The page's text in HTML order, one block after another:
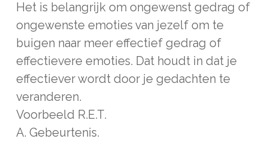
Het is belangrijk om ongewenst gedrag of
ongewenste emoties van jezelf om te
buigen naar meer effectief gedrag of
effectievere emoties. Dat houdt in dat je
effectiever wordt door je gedachten te
veranderen.
Voorbeeld R.E.T.
A. Gebeurtenis.